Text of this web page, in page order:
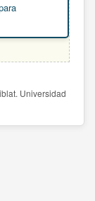
Universidad